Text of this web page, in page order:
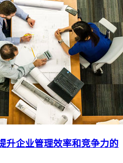
升企业管理效率和竞争力的